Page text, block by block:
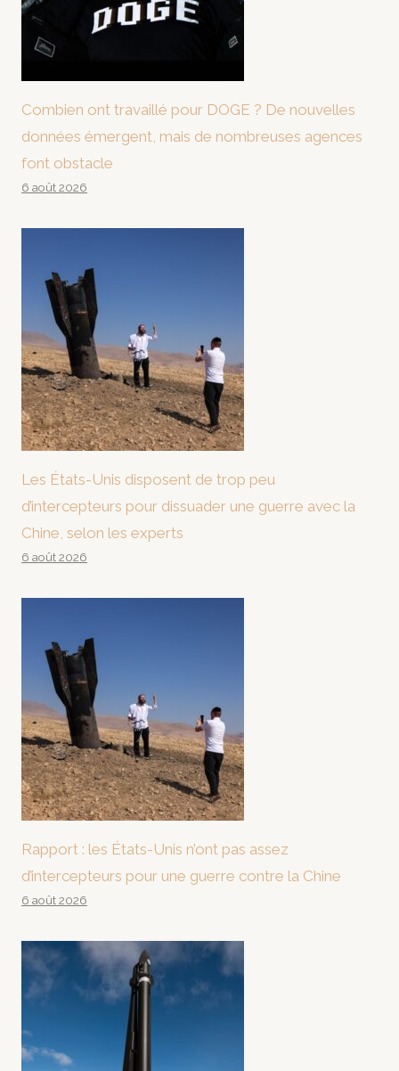
Combien ont travaillé pour DOGE ? De nouvelles
données émergent, mais de nombreuses agences
font obstacle
6 août 2026
Les États-Unis disposent de trop peu
d’intercepteurs pour dissuader une guerre avec la
Chine, selon les experts
6 août 2026
Rapport : les États-Unis n’ont pas assez
d’intercepteurs pour une guerre contre la Chine
6 août 2026